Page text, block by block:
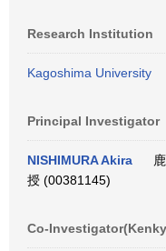
Research Institution
Kagoshima University
Principal Investigator
NISHIMURA Akira
授 (00381145)
Co-